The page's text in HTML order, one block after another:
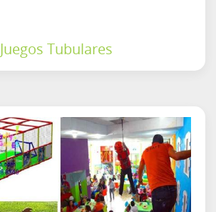
Juegos Tubulares